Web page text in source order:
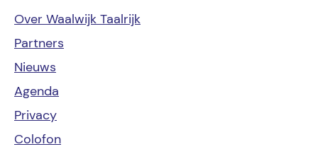
Over Waalwijk Taalrijk
Partners
Nieuws
Agenda
Privacy
Colofon